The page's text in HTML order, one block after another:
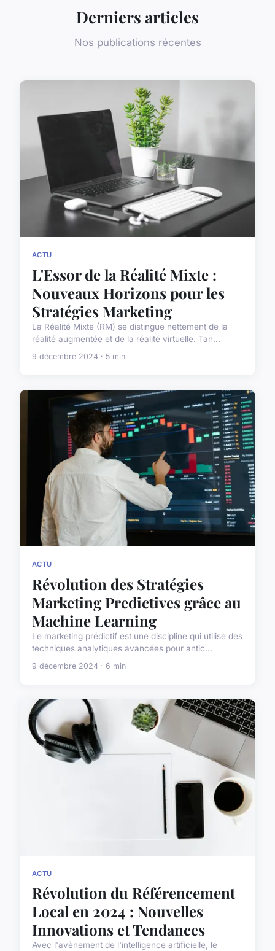
Derniers articles
Nos publications récentes
ACTU
L'Essor de la Réalité Mixte :
Nouveaux Horizons pour les
Stratégies Marketing
La Réalité Mixte (RM) se distingue nettement de la
réalité augmentée et de la réalité virtuelle. Tan...
9 décembre 2024 · 5 min
ACTU
Révolution des Stratégies
Marketing Predictives grâce au
Machine Learning
Le marketing prédictif est une discipline qui utilise des
techniques analytiques avancées pour antic...
9 décembre 2024 · 6 min
ACTU
Révolution du Référencement
Local en 2024 : Nouvelles
Innovations et Tendances
Avec l'avènement de l'intelligence artificielle, le